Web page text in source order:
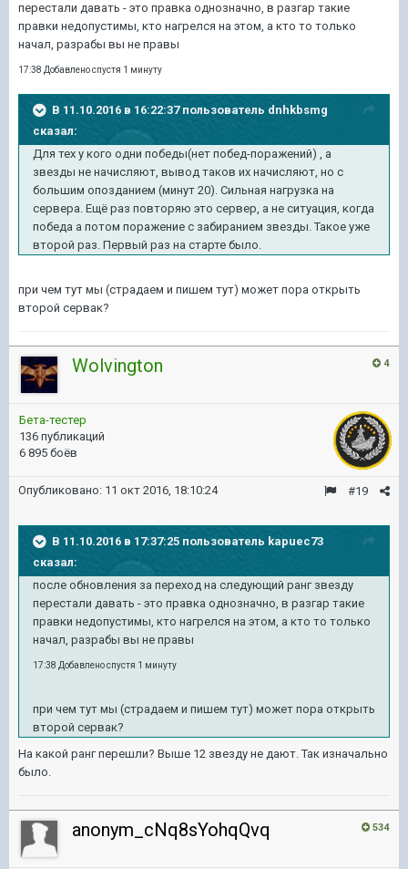
перестали давать - это правка однозначно, в разгар такие
правки недопустимы, кто нагрелся на этом, а кто то только
начал, разрабы вы не правы
17:38 Добавлено спустя 1 минуту
В 11.10.2016 в 16:22:37 пользователь dnhkbsmg
сказал:
Для тех у кого одни победы(нет побед-поражений) , а
звезды не начисляют, вывод таков их начисляют, но с
большим опозданием (минут 20). Сильная нагрузка на
сервера. Ещё раз повторяю это сервер, а не ситуация, когда
победа а потом поражение с забиранием звезды. Такое уже
второй раз. Первый раз на старте было.
при чем тут мы (страдаем и пишем тут) может пора открыть
второй сервак?
4
Wolvington
Бета-тестер
136 публикаций
6 895 боёв
#19
Опубликовано: 11 окт 2016, 18:10:24
В 11.10.2016 в 17:37:25 пользователь kapuec73
сказал:
после обновления за переход на следующий ранг звезду
перестали давать - это правка однозначно, в разгар такие
правки недопустимы, кто нагрелся на этом, а кто то только
начал, разрабы вы не правы
17:38 Добавлено спустя 1 минуту
при чем тут мы (страдаем и пишем тут) может пора открыть
второй сервак?
На какой ранг перешли? Выше 12 звезду не дают. Так изначально
было.
534
anonym_cNq8sYohqQvq